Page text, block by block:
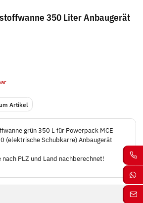
350 Liter Anbaugerät
Artikel
grün 350 L für Powerpack MCE
(elektrische Schubkarre) Anbaugerät
PLZ und Land nachberechnet!